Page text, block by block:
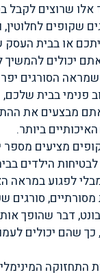
אלו שרוצים לקבל
שקופים
או בבית העסק
יכולים להמשיך
הסורגים
פנימי בבית
מבצעים את
ביותר.
מציעים מספר
הילדים
לפגוע במראה
סורגים
דבר שהופך
כך שהם יכולים
התחזוקה